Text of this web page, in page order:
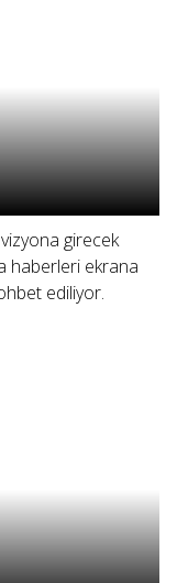
girecek
haberleri ekrana
ediliyor.